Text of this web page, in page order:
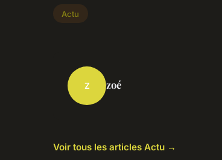
Actu
Z zoé
Voir tous les articles Actu →